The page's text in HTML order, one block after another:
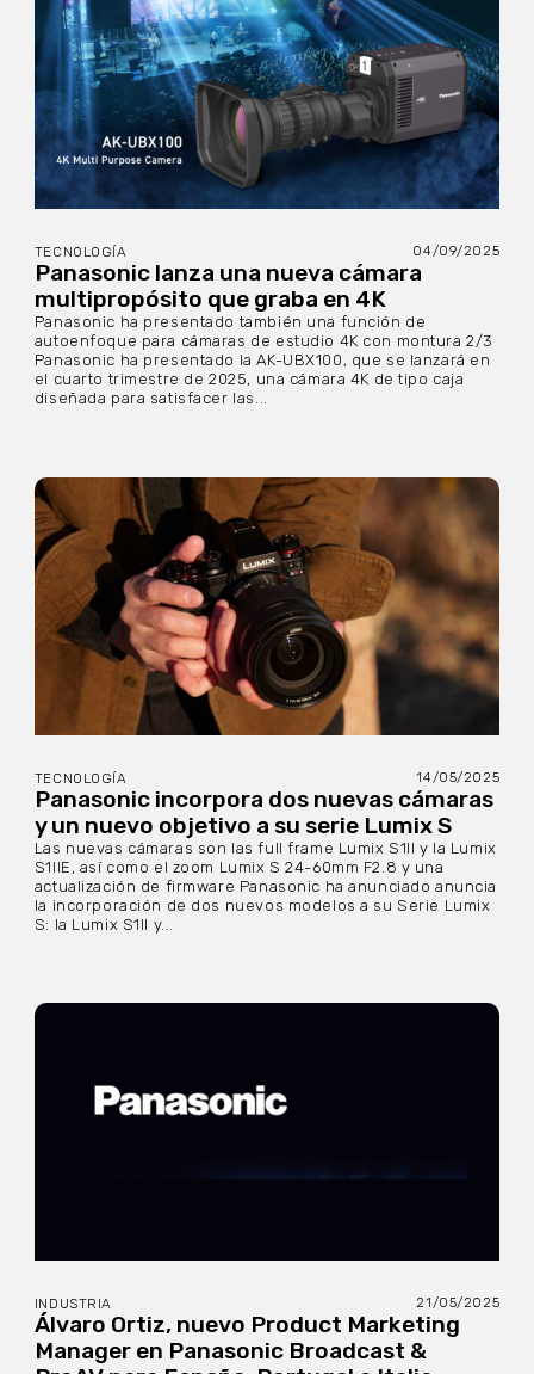
TECNOLOGÍA 04/09/2025
Panasonic lanza una nueva cámara
multipropósito que graba en 4K
Panasonic ha presentado también una función de
autoenfoque para cámaras de estudio 4K con montura 2/3
Panasonic ha presentado la AK-UBX100, que se lanzará en
el cuarto trimestre de 2025, una cámara 4K de tipo caja
diseñada para satisfacer las...
TECNOLOGÍA 14/05/2025
Panasonic incorpora dos nuevas cámaras
y un nuevo objetivo a su serie Lumix S
Las nuevas cámaras son las full frame Lumix S1II y la Lumix
S1IIE, así como el zoom Lumix S 24-60mm F2.8 y una
actualización de firmware Panasonic ha anunciado anuncia
la incorporación de dos nuevos modelos a su Serie Lumix
S: la Lumix S1II y...
INDUSTRIA 21/05/2025
Álvaro Ortiz, nuevo Product Marketing
Manager en Panasonic Broadcast &